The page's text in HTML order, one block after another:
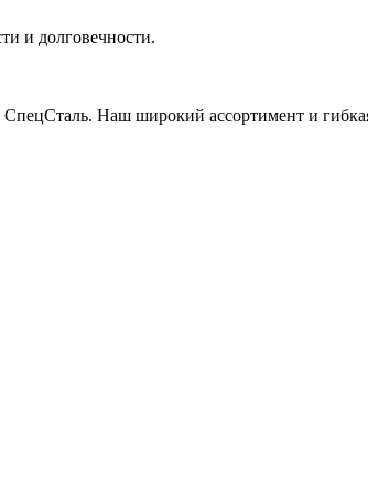
и долговечности.
Наш широкий ассортимент и